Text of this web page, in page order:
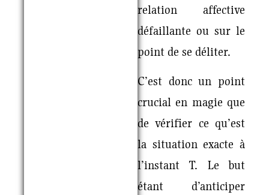
relation affective
défaillante ou sur le
point de se déliter.
C’est donc un point
crucial en magie que
de vérifier ce qu’est
la situation exacte à
l’instant T. Le but
étant d’anticiper